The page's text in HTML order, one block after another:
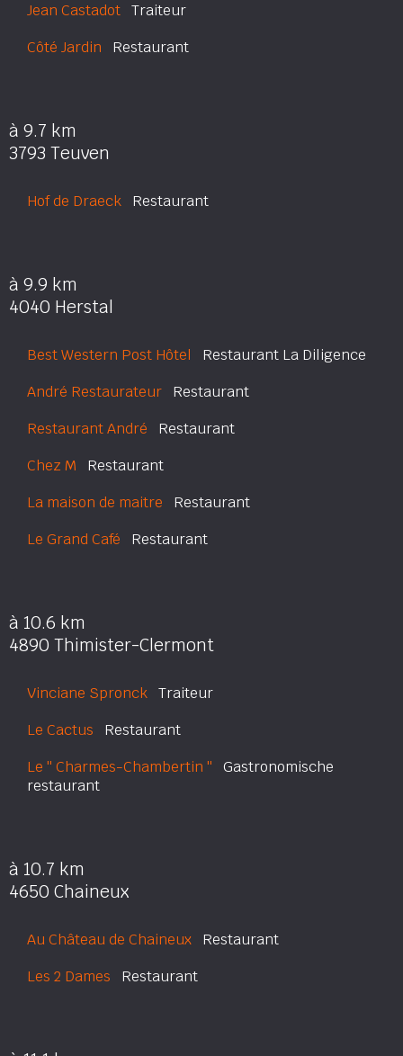
Jean Castadot Traiteur
Côté Jardin Restaurant
à 9.7 km
3793 Teuven
Hof de Draeck Restaurant
à 9.9 km
4040 Herstal
Best Western Post Hôtel Restaurant La Diligence
André Restaurateur Restaurant
Restaurant André Restaurant
Chez M Restaurant
La maison de maitre Restaurant
Le Grand Café Restaurant
à 10.6 km
4890 Thimister-Clermont
Vinciane Spronck Traiteur
Le Cactus Restaurant
Le '' Charmes-Chambertin '' Gastronomische
restaurant
à 10.7 km
4650 Chaineux
Au Château de Chaineux Restaurant
Les 2 Dames Restaurant